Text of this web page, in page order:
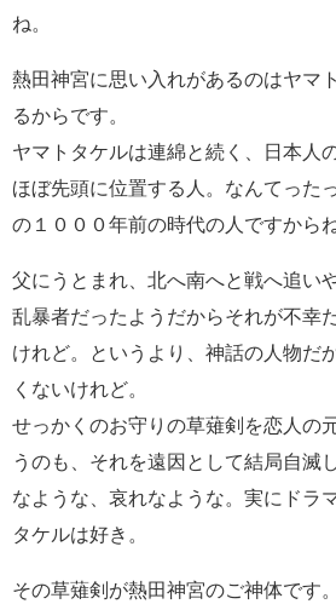
ね。
熱田神宮に思い入れがあるのはヤマ
るからです。
ヤマトタケルは連綿と続く、日本人
ほぼ先頭に位置する人。なんてった
の１０００年前の時代の人ですから
父にうとまれ、北へ南へと戦へ追
乱暴者だったようだからそれが不幸
けれど。というより、神話の人物だ
くないけれど。
せっかくのお守りの草薙剣を恋人の
うのも、それを遠因として結局自滅
なような、哀れなような。実にドラ
タケルは好き。
その草薙剣が熱田神宮のご神体です。